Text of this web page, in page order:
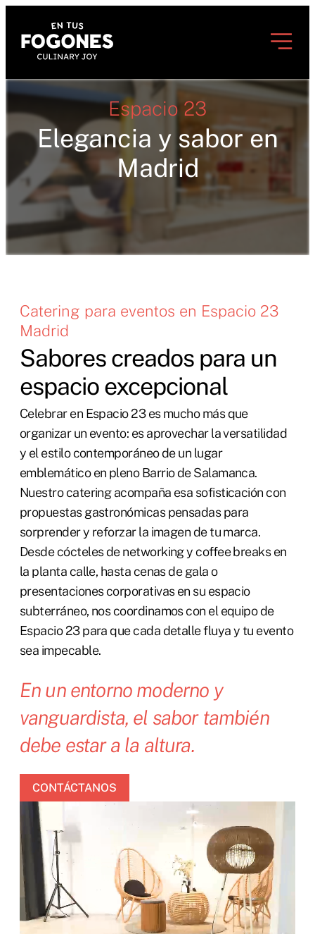
Espacio 23
Elegancia y sabor en
Madrid
Catering para eventos en Espacio 23
Madrid
Sabores creados para un
espacio excepcional
Celebrar en Espacio 23 es mucho más que
organizar un evento: es aprovechar la versatilidad
y el estilo contemporáneo de un lugar
emblemático en pleno Barrio de Salamanca.
Nuestro catering acompaña esa sofisticación con
propuestas gastronómicas pensadas para
sorprender y reforzar la imagen de tu marca.
Desde cócteles de networking y coffee breaks en
la planta calle, hasta cenas de gala o
presentaciones corporativas en su espacio
subterráneo, nos coordinamos con el equipo de
Espacio 23 para que cada detalle fluya y tu evento
sea impecable.
En un entorno moderno y
vanguardista, el sabor también
debe estar a la altura.
CONTÁCTANOS